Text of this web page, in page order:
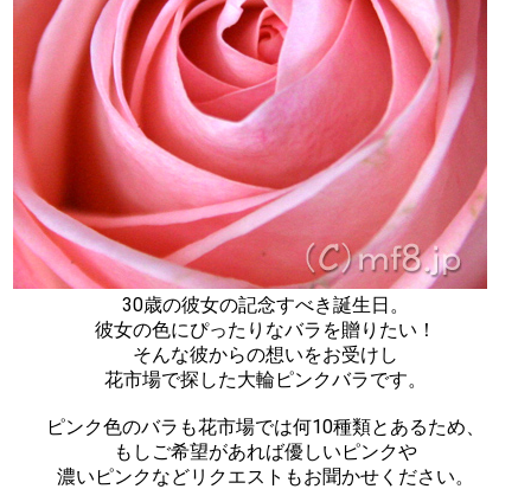
30歳の彼女の記念すべき誕生日。
彼女の色にぴったりなバラを贈りたい！
そんな彼からの想いをお受けし
花市場で探した大輪ピンクバラです。
ピンク色のバラも花市場では何10種類とあるため、
もしご希望があれば優しいピンクや
濃いピンクなどリクエストもお聞かせください。